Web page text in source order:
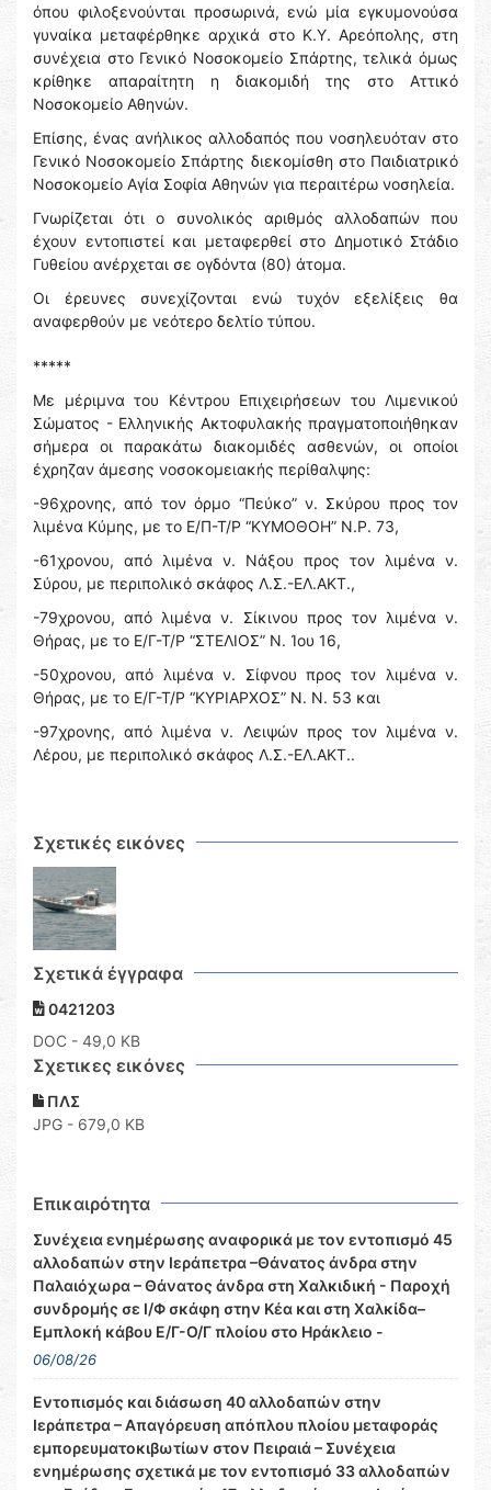
όπου φιλοξενούνται προσωρινά, ενώ μία εγκυμονούσα
γυναίκα μεταφέρθηκε αρχικά στο Κ.Υ. Αρεόπολης, στη
συνέχεια στο Γενικό Νοσοκομείο Σπάρτης, τελικά όμως
κρίθηκε απαραίτητη η διακομιδή της στο Αττικό
Νοσοκομείο Αθηνών.
Επίσης, ένας ανήλικος αλλοδαπός που νοσηλευόταν στο
Γενικό Νοσοκομείο Σπάρτης διεκομίσθη στο Παιδιατρικό
Νοσοκομείο Αγία Σοφία Αθηνών για περαιτέρω νοσηλεία.
Γνωρίζεται ότι ο συνολικός αριθμός αλλοδαπών που
έχουν εντοπιστεί και μεταφερθεί στο Δημοτικό Στάδιο
Γυθείου ανέρχεται σε ογδόντα (80) άτομα.
Οι έρευνες συνεχίζονται ενώ τυχόν εξελίξεις θα
αναφερθούν με νεότερο δελτίο τύπου.
*****
Με μέριμνα του Κέντρου Επιχειρήσεων του Λιμενικού
Σώματος - Ελληνικής Ακτοφυλακής πραγματοποιήθηκαν
σήμερα οι παρακάτω διακομιδές ασθενών, οι οποίοι
έχρηζαν άμεσης νοσοκομειακής περίθαλψης:
-96χρονης, από τον όρμο “Πεύκο” ν. Σκύρου προς τον
λιμένα Κύμης, με το Ε/Π-Τ/Ρ “ΚΥΜΟΘΟΗ” Ν.Ρ. 73,
-61χρονου, από λιμένα ν. Νάξου προς τον λιμένα ν.
Σύρου, με περιπολικό σκάφος Λ.Σ.-ΕΛ.ΑΚΤ.,
-79χρονου, από λιμένα ν. Σίκινου προς τον λιμένα ν.
Θήρας, με το Ε/Γ-Τ/Ρ “ΣΤΕΛΙΟΣ” Ν. Ἰου 16,
-50χρονου, από λιμένα ν. Σίφνου προς τον λιμένα ν.
Θήρας, με το Ε/Γ-Τ/Ρ “ΚΥΡΙΑΡΧΟΣ” Ν. Ν. 53 και
-97χρονης, από λιμένα ν. Λειψών προς τον λιμένα ν.
Λέρου, με περιπολικό σκάφος Λ.Σ.-ΕΛ.ΑΚΤ..
Σχετικές εικόνες
Σχετικά έγγραφα
0421203
DOC - 49,0 KB
Σχετικες εικόνες
ΠΛΣ
JPG - 679,0 KB
Επικαιρότητα
Συνέχεια ενημέρωσης αναφορικά με τον εντοπισμό 45
αλλοδαπών στην Ιεράπετρα –Θάνατος άνδρα στην
Παλαιόχωρα – Θάνατος άνδρα στη Χαλκιδική - Παροχή
συνδρομής σε Ι/Φ σκάφη στην Κέα και στη Χαλκίδα–
Εμπλοκή κάβου Ε/Γ-Ο/Γ πλοίου στο Ηράκλειο -
06/08/26
Εντοπισμός και διάσωση 40 αλλοδαπών στην
Ιεράπετρα – Απαγόρευση απόπλου πλοίου μεταφοράς
εμπορευματοκιβωτίων στον Πειραιά – Συνέχεια
ενημέρωσης σχετικά με τον εντοπισμό 33 αλλοδαπών